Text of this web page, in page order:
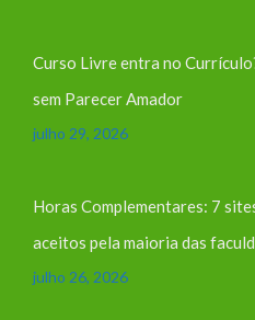
Curso Livre entra no
sem Parecer Amador
julho 29, 2026
Horas Complementares: 7
aceitos pela maioria das
julho 26, 2026